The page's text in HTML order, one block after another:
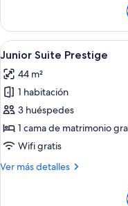
balcón
Abrir
todas
las
fotos
de
Junior
Suite
6
Junior Suite Prestige
44 m²
1 habitación
3 huéspedes
1 cama de matrimonio
Wifi gratis
Ver más detalles
Más